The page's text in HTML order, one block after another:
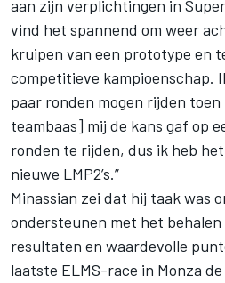
aan zijn verplichtingen in
vind het spannend om weer
kruipen van een prototype en
competitieve kampioenschap.
paar ronden mogen rijden
teambaas] mij de kans gaf op
ronden te rijden, dus ik heb
nieuwe LMP2’s.”
Minassian zei dat hij taak was
ondersteunen met het behalen
resultaten en waardevolle
laatste ELMS-race in Monza